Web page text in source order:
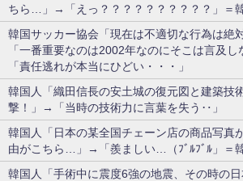
ちら…」→「えっ？？？？？？？？？？」＝
韓国サッカー協会「現在は不適切な行為は絶
「一番重要なのは2002年なのにそこは言及し
「責任逃れが本当にひどい・・・」
韓国人「織田信長の安土城の復元図と建築技
撃！」→「当時の技術力に言葉を失う‥」
韓国人「日本の某全国チェーン店の商品写真
由がこちら…」→「羨ましい…（ﾌﾞﾙﾌﾞﾙ」＝
韓国人「手術中に震度6強の地震、その時の